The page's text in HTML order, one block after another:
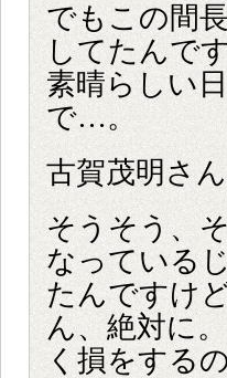
でもこの間
してたんで
素晴らしい
で…。
古賀茂明さ
そうそう、
なっている
たんですけ
ん、絶対に
く損をする